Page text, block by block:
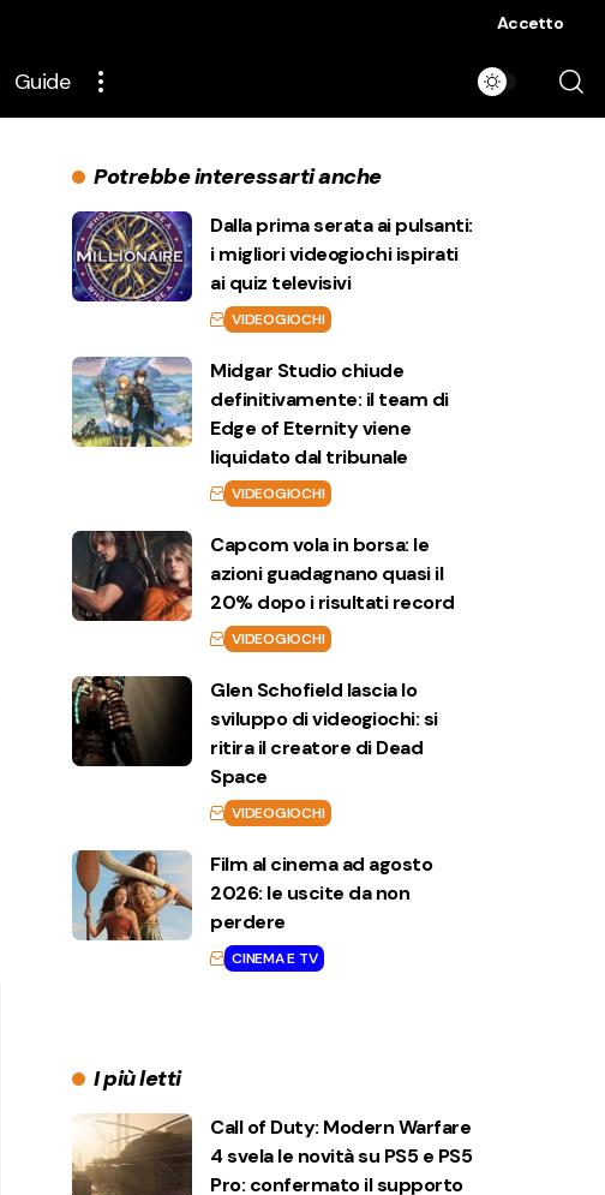
Accetto
Guide
Potrebbe interessarti anche
Dalla prima serata ai pulsanti:
i migliori videogiochi ispirati
ai quiz televisivi
VIDEOGIOCHI
Midgar Studio chiude
definitivamente: il team di
Edge of Eternity viene
liquidato dal tribunale
VIDEOGIOCHI
Capcom vola in borsa: le
azioni guadagnano quasi il
20% dopo i risultati record
VIDEOGIOCHI
Glen Schofield lascia lo
sviluppo di videogiochi: si
ritira il creatore di Dead
Space
VIDEOGIOCHI
Film al cinema ad agosto
2026: le uscite da non
perdere
CINEMA E TV
I più letti
Call of Duty: Modern Warfare
4 svela le novità su PS5 e PS5
Pro: confermato il supporto